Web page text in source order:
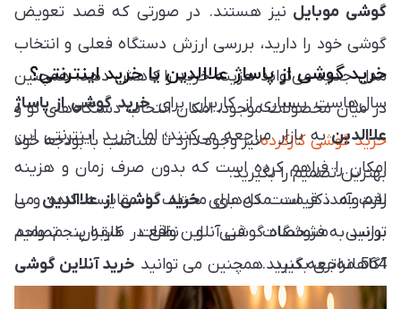
گوشی موبایل نیز هستند. در صورتی که قصد تعویض
گوشی خود را دارید، بررسی ارزش دستگاه فعلی و انتخاب
مدل جدید می‌تواند هزینه خرید را کاهش دهد. همچنین
در میان محصولات موجود، امکان انتخاب دستگاه‌های نو و
خرید گوشی کارکردهنیز وجود دارد تا متناسب با بودجه خود
بهترین تصمیم را بگیرید.
خرید گوشی از پاساژ علاالدین یا خرید اینترنتی؟
سال‌هاست بسیاری از کاربران برایخرید گوشی از پاساژ
علاالدینبه بازار مراجعه می‌کنند؛ اما خرید اینترنتی این
امکان را فراهم کرده است که بدون صرف زمان و هزینه
رفت‌وآمد، قیمت مدل‌های مختلف را مقایسه کرده و با
بررسی مشخصات فنی و نظرات کاربران، تصمیم
آگاهانه‌تری بگیرید.
لازم به ذکر است که برایخرید گوشی از علاالدینمی
توانید به فروشگاه گوشی آنلاین واقع در طبقه پنجم، واحد
564 مراجعه کنید. همچنین می توانید
خرید آنلاین گوشی
از پاساژ علاالدین را در این سایت انجام دهید.